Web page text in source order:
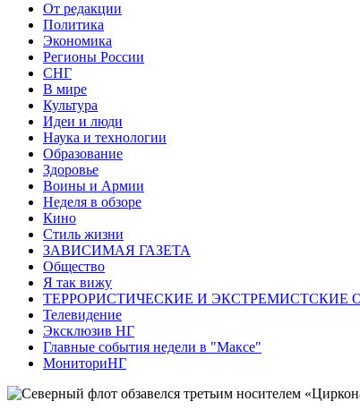
От редакции
Политика
Экономика
Регионы России
СНГ
В мире
Культура
Идеи и люди
Наука и технологии
Образование
Здоровье
Воины и Армии
Неделя в обзоре
Кино
Стиль жизни
ЗАВИСИМАЯ ГАЗЕТА
Общество
Я так вижу
ТЕРРОРИСТИЧЕСКИЕ И
Телевидение
Эксклюзив НГ
Главные события недели в "Максе"
МониториНГ